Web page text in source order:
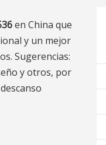
en China que
y un mejor
Sugerencias:
y otros, por